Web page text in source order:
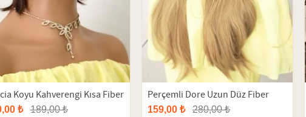
Koyu Kahverengi Kısa Fiber
Peruk
₺ 189,00 ₺
Perçemli Dore Uzun Düz Fiber
Peruk
159,00 ₺ 280,00 ₺